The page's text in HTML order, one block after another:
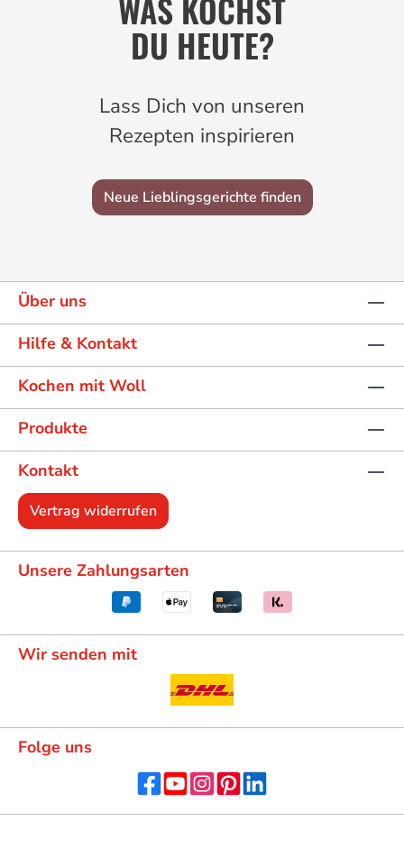
WAS KOCHST
DU HEUTE?
Lass Dich von unseren
Rezepten inspirieren
Neue Lieblingsgerichte finden
Über uns
Hilfe & Kontakt
Kochen mit Woll
Produkte
Kontakt
Vertrag widerrufen
Unsere Zahlungsarten
Wir senden mit
Folge uns